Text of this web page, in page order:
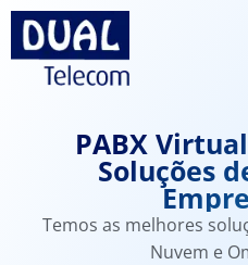
PABX
Soluções
Temos as melhores
Nuvem e